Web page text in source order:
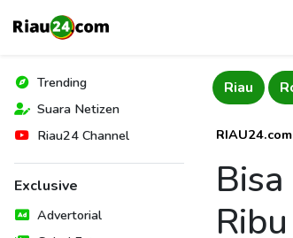
Trending
Suara Netizen
Riau24 Channel
Exclusive
Advertorial
Kuantan Singingi Riau
RIAU24.com